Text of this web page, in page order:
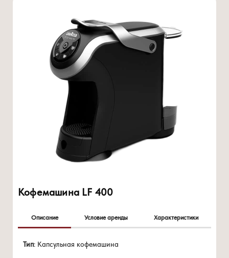
Кофемашина LF 400
Описание Условие аренды Характеристики
Тип: Капсульная кофемашина
Цена 0 руб./меспри покупке
Полуавтоматический выброс использованных капсул в